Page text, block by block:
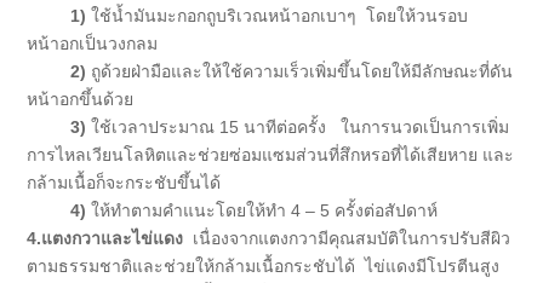
1) ใช้น้ำมันมะกอกถูบริเวณหน้าอกเบาๆ โดยให้วนรอบ
หน้าอกเป็นวงกลม
2) ถูด้วยฝ่ามือและให้ใช้ความเร็วเพิ่มขึ้นโดยให้มีลักษณะที่ดัน
หน้าอกขึ้นด้วย
3) ใช้เวลาประมาณ 15 นาทีต่อครั้ง ในการนวดเป็นการเพิ่ม
การไหลเวียนโลหิตและช่วยซ่อมแซมส่วนที่สึกหรอที่ได้เสียหาย และ
กล้ามเนื้อก็จะกระชับขึ้นได้
4) ให้ทำตามคำแนะโดยให้ทำ 4 – 5 ครั้งต่อสัปดาห์
4.แตงกวาและไข่แดง เนื่องจากแตงกวามีคุณสมบัติในการปรับสีผิว
ตามธรรมชาติและช่วยให้กล้ามเนื้อกระชับได้ ไข่แดงมีโปรตีนสูง